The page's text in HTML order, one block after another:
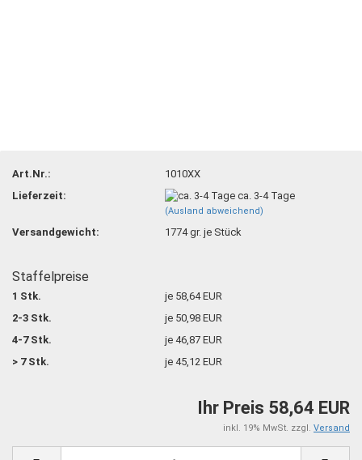
Art.Nr.:
1010XX
Lieferzeit:
ca. 3-4 Tage
(Ausland abweichend)
Versandgewicht: 1774gr. je Stück
Staffelpreise
1 Stk.
je 58,64 EUR
2-3 Stk.
je 50,98 EUR
4-7 Stk.
je 46,87 EUR
> 7 Stk.
je 45,12 EUR
Ihr Preis 58,64 EUR
inkl. 19% MwSt. zzgl. Versand